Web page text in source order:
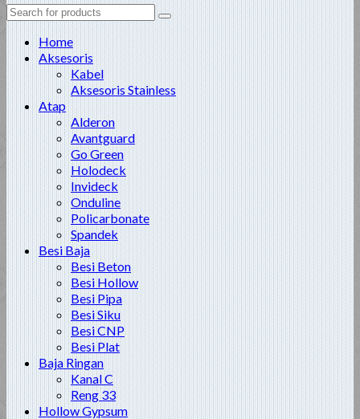
Search
for:
Home
Aksesoris
Kabel
Aksesoris Stainless
Atap
Alderon
Avantguard
Go Green
Holodeck
Invideck
Onduline
Policarbonate
Spandek
Besi Baja
Besi Beton
Besi Hollow
Besi Pipa
Besi Siku
Besi CNP
Besi Plat
Baja Ringan
Kanal C
Reng 33
Hollow Gypsum